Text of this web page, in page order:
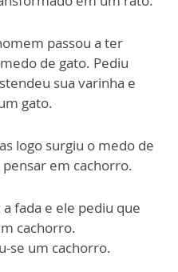
passou a ter
de gato. Pediu
sua varinha e
gato.
logo surgiu o medo de
em cachorro.
fada e ele pediu que
cachorro.
se um cachorro.